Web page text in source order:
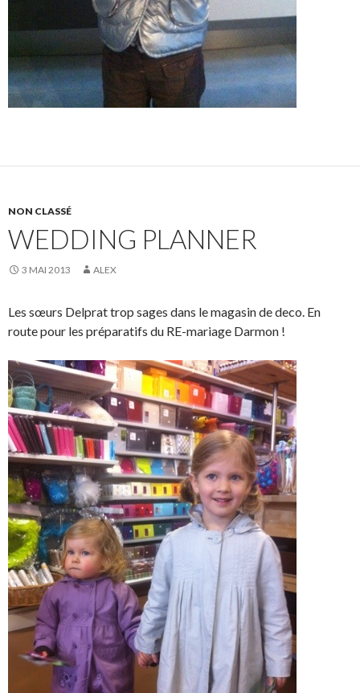
NON CLASSÉ
WEDDING PLANNER
3 MAI 2013 ALEX
Les sœurs Delprat trop sages dans le magasin de deco. En
route pour les préparatifs du RE-mariage Darmon !